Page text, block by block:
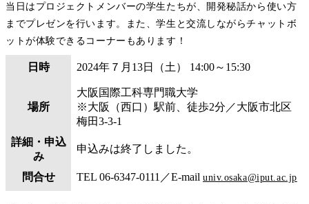
当日はプロジェクトメンバーの学生たちが、開発秘話から使い方
までプレゼンを行います。また、学生と交流しながらチャットボ
ットが体験できるコーナーもあります！
日時 2024年７月13日（土） 14:00～15:30
場所
大阪国際工科専門職大学
※大阪（西口）駅前、徒歩2分／⼤阪市北区
梅田3-3-1
詳細・申込
み
申込みは終了しました。
問合せ TEL 06-6347-0111／E-mail univ.osaka@iput.ac.jp